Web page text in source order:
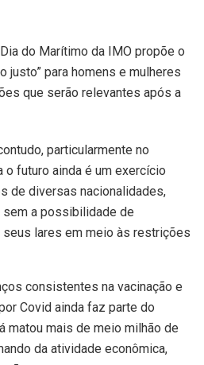
do Marítimo da IMO propõe o
justo” para homens e mulheres
que serão relevantes após a
particularmente no
o futuro ainda é um exercício
de diversas nacionalidades,
a possibilidade de
lares em meio às restrições
consistentes na vacinação e
Covid ainda faz parte do
matou mais de meio milhão de
da atividade econômica,